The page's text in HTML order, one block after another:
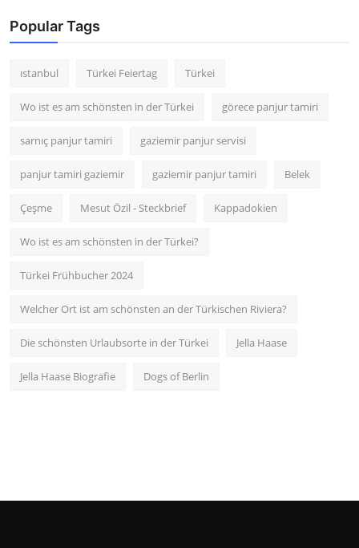
Popular Tags
ıstanbul Türkei Feiertag Türkei
Wo ist es am schönsten in der Türkei görece panjur tamiri
sarnıç panjur tamiri gaziemir panjur servisi
panjur tamiri gaziemir gaziemir panjur tamiri Belek
Çeşme Mesut Özil - Steckbrief Kappadokien
Wo ist es am schönsten in der Türkei?
Türkei Frühbucher 2024
Welcher Ort ist am schönsten an der Türkischen Riviera?
Die schönsten Urlaubsorte in der Türkei Jella Haase
Jella Haase Biografie Dogs of Berlin